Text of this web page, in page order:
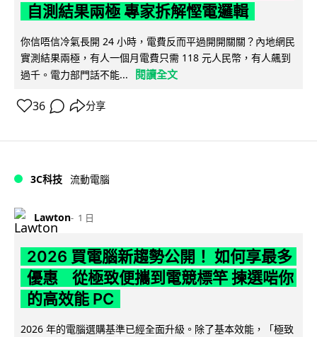
自測結果兩極 專家拆解慳電邏輯
你信唔信冷氣長開 24 小時，電費反而平過開開關關？內地網民
實測結果兩極，有人一個月電費只需 118 元人民幣，有人飆到
過千。電力部門話不能...
閱讀全文
36 分享
3C科技 流動電腦
Lawton 1 日
2026 買電腦新趨勢公開！ 如何享最多
優惠 從極致便攜到電競標竿 揀選啱你
的高效能 PC
2026 年的電腦選購基準已經全面升級。除了基本效能，「極致